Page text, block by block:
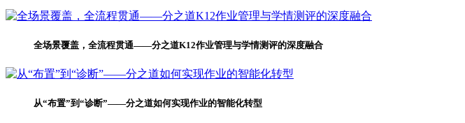
全场景覆盖，全流程贯通——分之道K12作业管理与学情测评的深度融合
从“布置”到“诊断”——分之道如何实现作业的智能化转型